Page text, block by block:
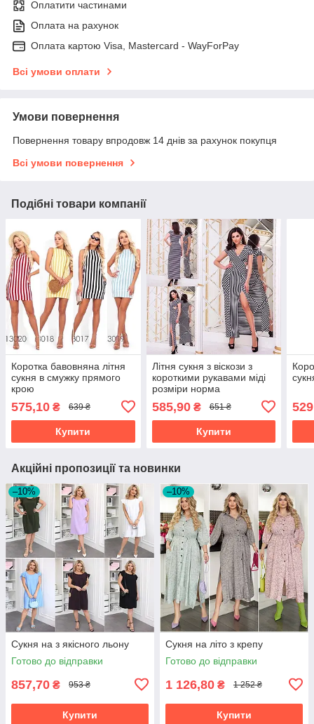
Оплатити частинами
Оплата на рахунок
Оплата картою Visa, Mastercard - WayForPay
Всі умови оплати
Умови повернення
Повернення товару впродовж 14 днів за рахунок покупця
Всі умови повернення
Подібні товари компанії
Коротка бавовняна літня
сукня в смужку прямого
крою
575,10 ₴ 639 ₴
Купити
Літня сукня з віскози з
короткими рукавами міді
розміри норма
585,90₴ 651 ₴
Купити
Акційні пропозиції та новинки
–10%
Сукня на з якісного льону
Готово до відправки
857,70 ₴ 953 ₴
Купити
–10%
Сукня на літо з крепу
Готово до відправки
1 126,80 ₴ 1 252 ₴
Купити